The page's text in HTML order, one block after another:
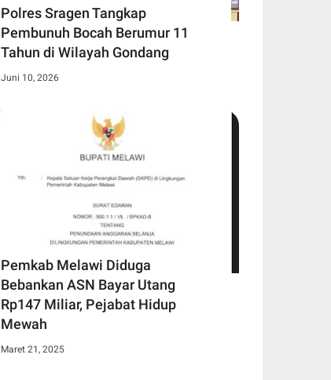
Polres Sragen Tangkap
Pembunuh Bocah Berumur 11
Tahun di Wilayah Gondang
Juni 10, 2026
Pemkab Melawi Diduga
Bebankan ASN Bayar Utang
Rp147 Miliar, Pejabat Hidup
Mewah
Maret 21, 2025